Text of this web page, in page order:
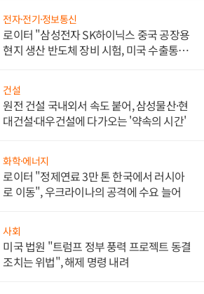
전자·전기·정보통신
로이터 "삼성전자 SK하이닉스 중국 공장용
현지 생산 반도체 장비 시험, 미국 수출통제
건설
원전 건설 국내외서 속도 붙어, 삼성물산·현
대건설·대우건설에 다가오는 '약속의 시간'
화학·에너지
로이터 "정제연료 3만 톤 한국에서 러시아
로 이동", 우크라이나의 공격에 수요 늘어
사회
미국 법원 "트럼프 정부 풍력 프로젝트 동결
조치는 위법", 해제 명령 내려